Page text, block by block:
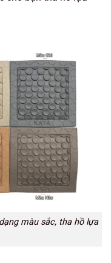
màu sắc, tha hồ lựa